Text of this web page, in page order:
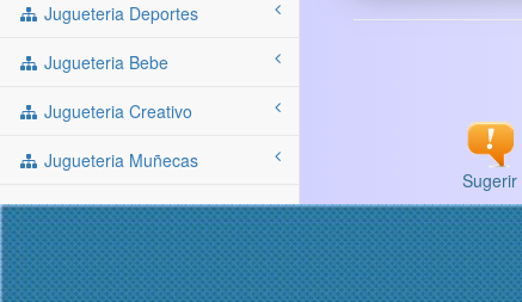
Jugueteria Deportes
Jugueteria Bebe
Jugueteria Creativo
Jugueteria Muñecas
Sugerir